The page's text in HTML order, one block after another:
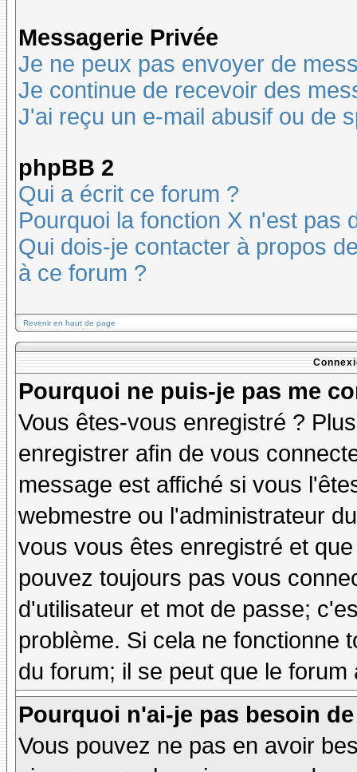
Messagerie Privée
Je ne peux pas envoyer de
Je continue de recevoir des
J'ai reçu un e-mail abusif ou de
phpBB 2
Qui a écrit ce forum ?
Pourquoi la fonction X n'est pas
Qui dois-je contacter à propos
à ce forum ?
Revenir en haut de page
Pourquoi ne puis-je pas me
Vous êtes-vous enregistré ?
enregistrer afin de vous
message est affiché si vous
webmestre ou l'administrateur
vous vous êtes enregistré et
pouvez toujours pas vous
d'utilisateur et mot de passe;
problème. Si cela ne fonctionne
du forum; il se peut que le
Pourquoi n'ai-je pas besoin
Vous pouvez ne pas en avoir